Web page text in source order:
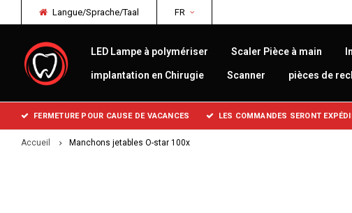
Langue/Sprache/Taal FR
LED Lampe à polymériser Scaler Pièce à main
implantation en Chirugie Scanner pièces de
FERMETURE POUR CAUSE DE VACANCES LES COMMANDES SERONT
Accueil Manchons jetables O-star 100x